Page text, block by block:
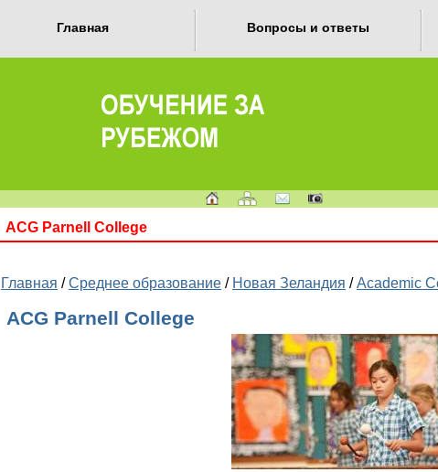
Главная Вопросы и ответы
ACG Parnell College
Главная /Среднее образование / Новая Зеландия /Academic
ACG Parnell College